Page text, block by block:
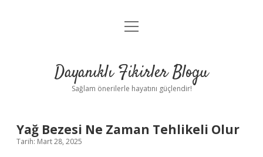
Anasayfa
Yasal Uyarı
menüyü
Dayanıklı Fikirler Blogu
Sağlam önerilerle hayatını güçlendir!
Yağ Bezesi Ne Zaman Tehlikeli Olur
Tarih: Mart 28, 2025